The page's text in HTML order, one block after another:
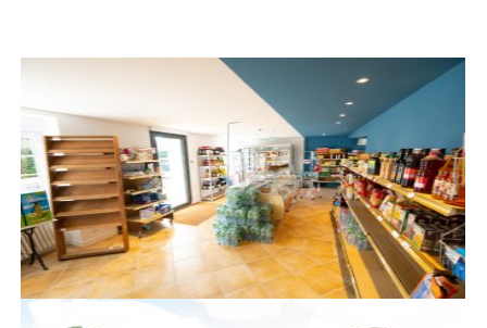
L'espace Aquatique
Les activités
Les infos pratiques